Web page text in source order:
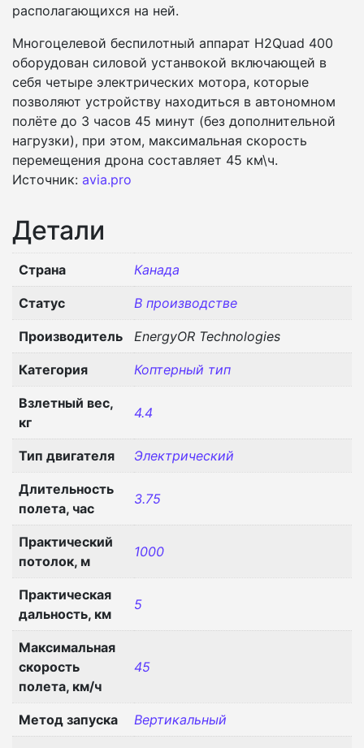
располагающихся на ней.
Многоцелевой беспилотный аппарат H2Quad 400
оборудован силовой устанвокой включающей в
себя четыре электрических мотора, которые
позволяют устройству находиться в автономном
полёте до 3 часов 45 минут (без дополнительной
нагрузки), при этом, максимальная скорость
перемещения дрона составляет 45 км\ч.
Источник: avia.pro
Детали
Страна Канада
Статус В производстве
Производитель EnergyOR Technologies
Категория Коптерный тип
Взлетный вес,
кг
4.4
Тип двигателя Электрический
Длительность
полета, час
3.75
Практический
потолок, м
1000
Практическая
дальность, км
5
Максимальная
скорость
полета, км/ч
45
Метод запуска Вертикальный